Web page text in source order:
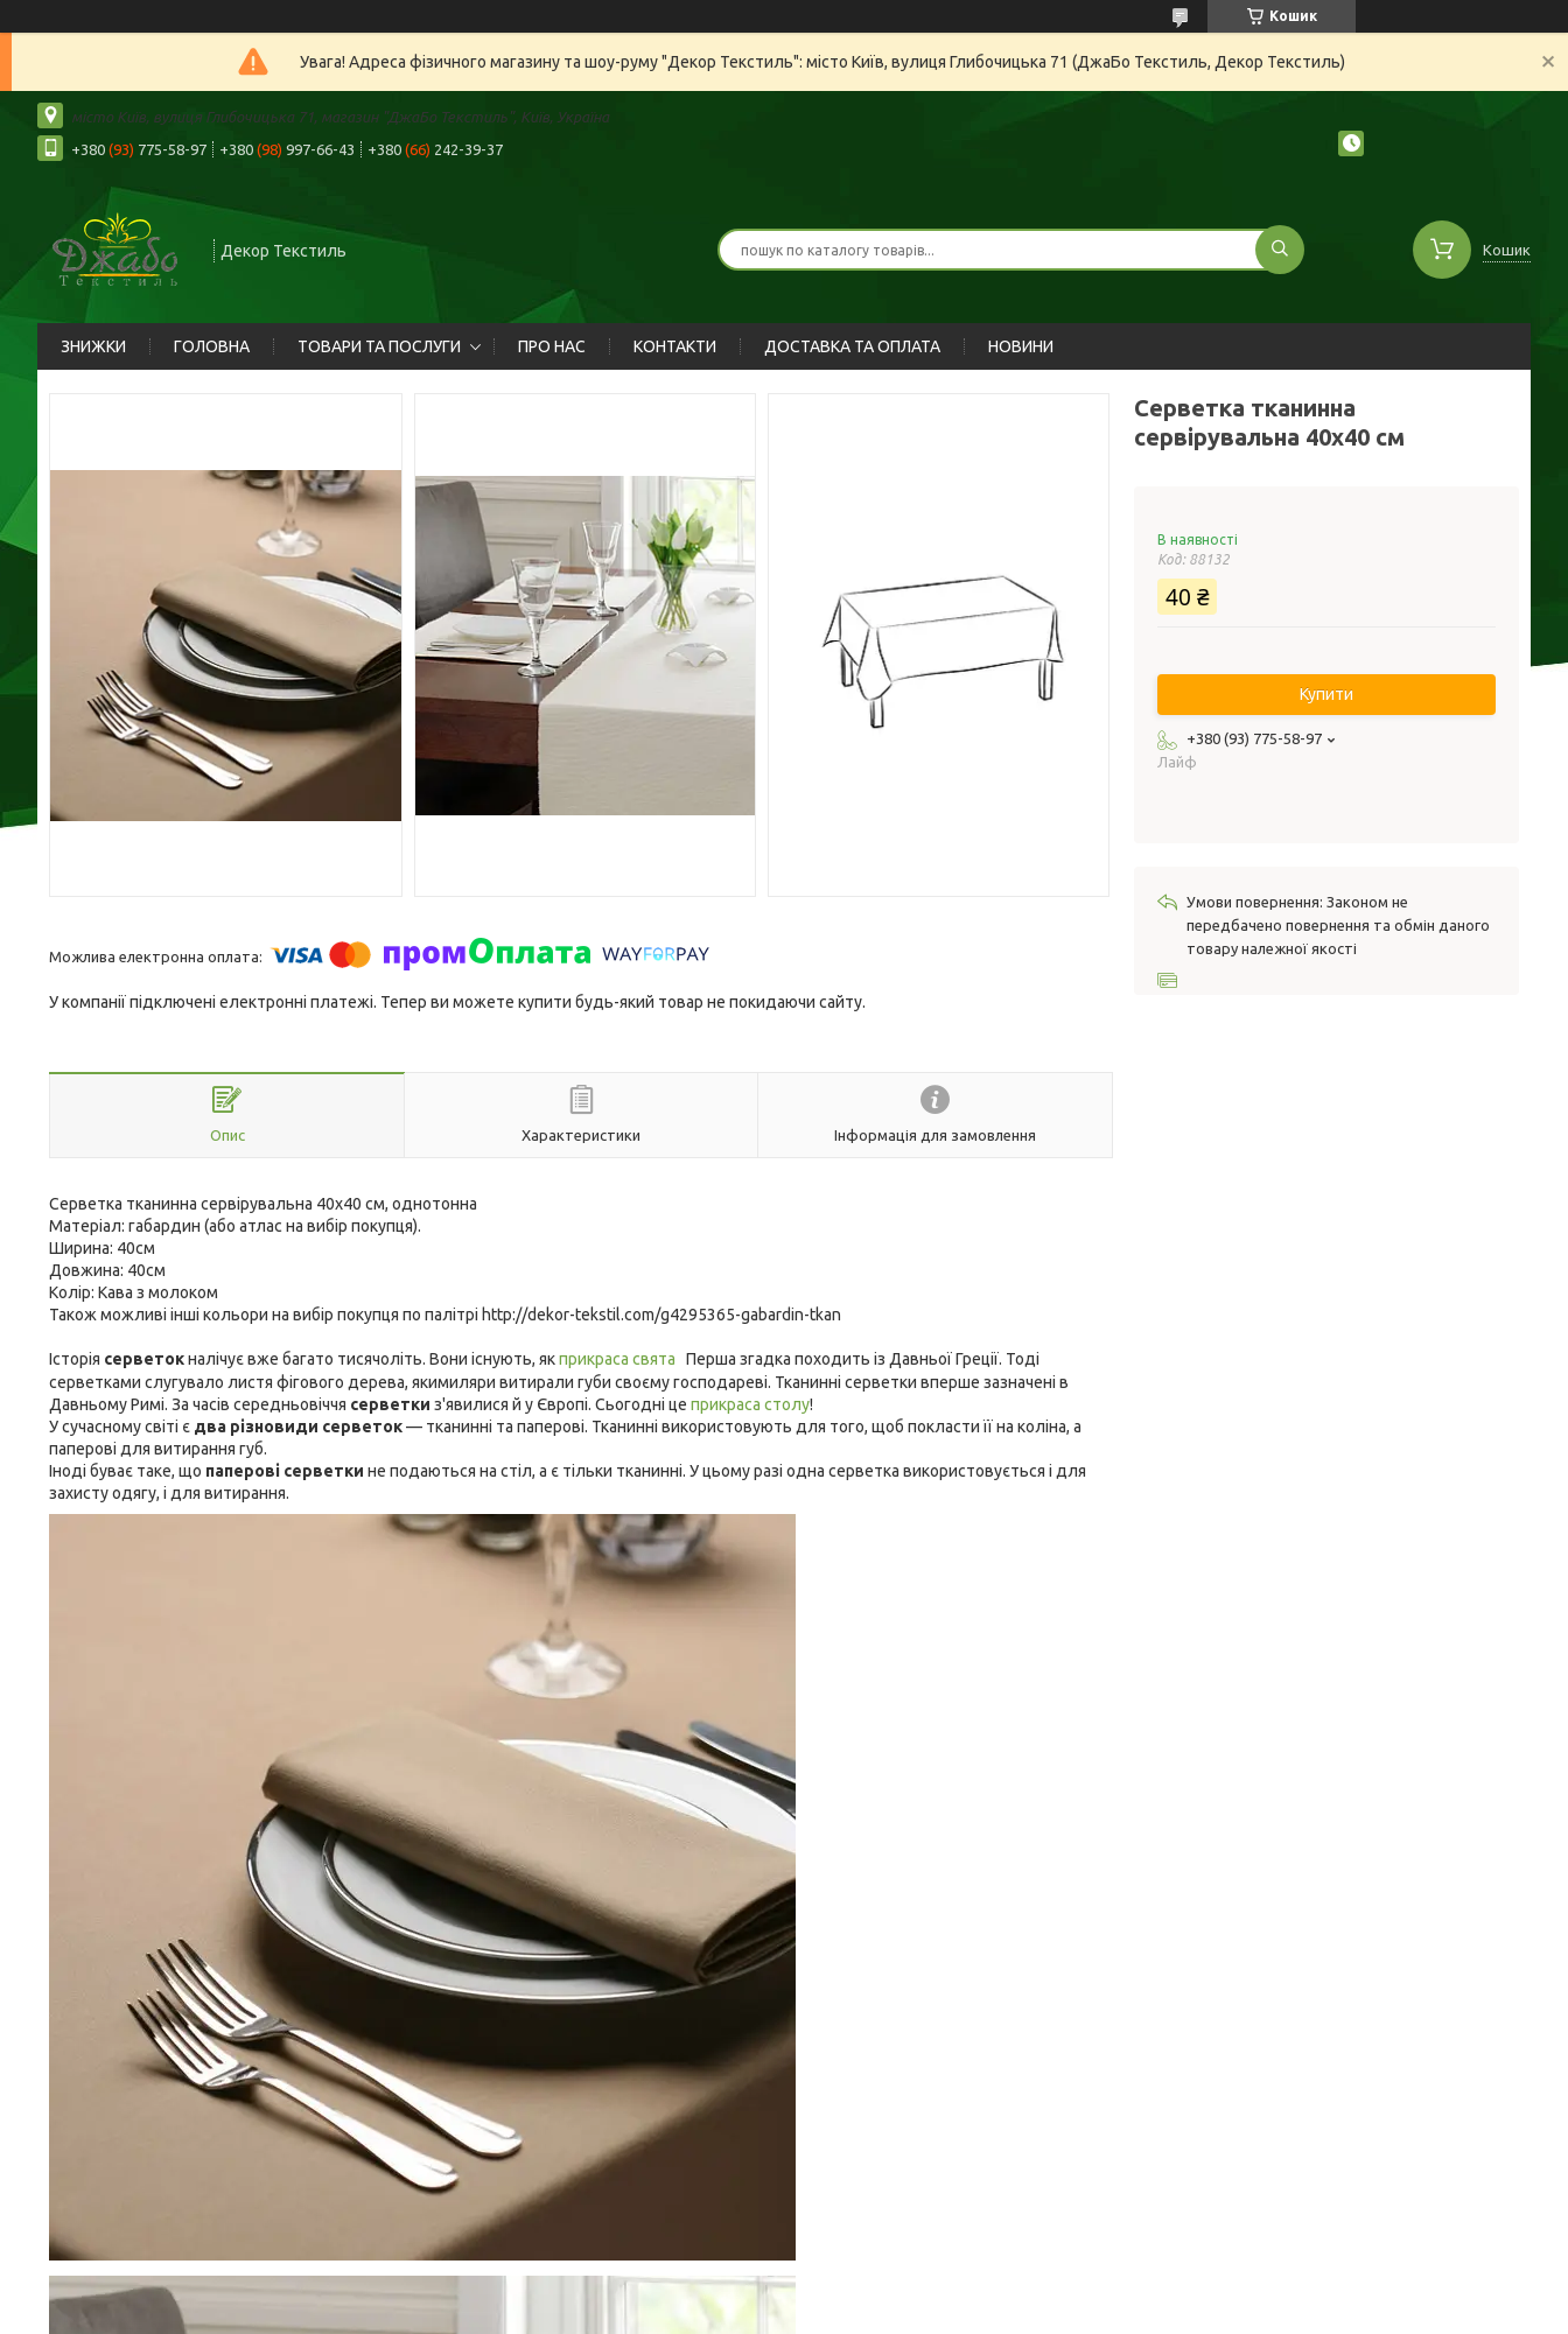
Кошик
Увага! Адреса фізичного магазину та шоу-руму "Декор Текстиль": місто Київ, вулиця Глибочицька 71 (ДжаБо Текстиль, Декор Текстиль)
місто Київ, вулиця Глибочицька 71, магазин "ДжаБо Текстиль", Київ, Україна
+380 (93) 775-58-97 +380 (98) 997-66-43 +380 (66) 242-39-37
Декор Текстиль Кошик
ЗНИЖКИ ГОЛОВНА ТОВАРИ ТА ПОСЛУГИ ПРО НАС КОНТАКТИ ДОСТАВКА ТА ОПЛАТА НОВИНИ
У компанії підключені електронні платежі. Тепер ви можете купити будь-який товар не покидаючи сайту.
Опис Характеристики Інформація для замовлення
Серветка тканинна сервірувальна 40х40 см, однотонна
Матеріал: габардин (або атлас на вибір покупця).
Ширина: 40см
Довжина: 40см
Колір: Кава з молоком
Також можливі інші кольори на вибір покупця по палітрі http://dekor-tekstil.com/g4295365-gabardin-tkan
Історія серветокналічує вже багато тисячоліть. Вони існують, якприкраса свята Перша згадка походить із Давньої Греції. Тоді
серветками слугувало листя фігового дерева, якимиляри витирали губи своєму господареві. Тканинні серветки вперше зазначені в
Давньому Римі. За часів середньовіччя серветки з'явилися й у Європі. Сьогодні це прикраса столу!
У сучасному світі є два різновиди серветок— тканинні та паперові. Тканинні використовують для того, щоб покласти її на коліна, а
паперові для витирання губ.
Іноді буває таке, що паперові серветки не подаються на стіл, а є тільки тканинні. У цьому разі одна серветка використовується і для
захисту одягу, і для витирання.
Серветка тканинна
сервірувальна 40х40 см
В наявності
Код: 88132
40 ₴
Купити
+380 (93) 775-58-97
Лайф
Законом не
передбачено повернення та обмін даного
товару належної якості